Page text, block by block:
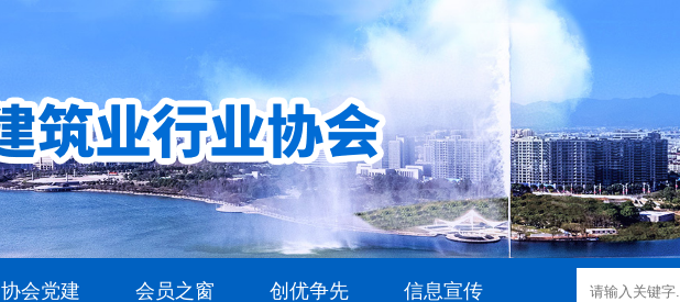
协会党建 会员之窗 创优争先 信息宣传